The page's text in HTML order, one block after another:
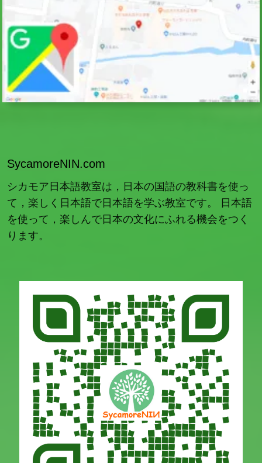
SycamoreNIN.com
シカモア日本語教室は，日本の国語の教科書を使っ
て，楽しく日本語で日本語を学ぶ教室です。 日本語
を使って，楽しんで日本の文化にふれる機会をつく
ります。